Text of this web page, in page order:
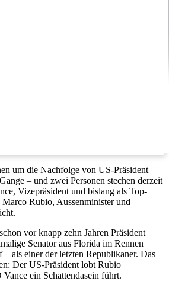
um die Nachfolge von US-Präsident
– und zwei Personen stechen derzeit
Vizepräsident und bislang als Top-
Rubio, Aussenminister und
vor knapp zehn Jahren Präsident
Senator aus Florida im Rennen
– als einer der letzten Republikaner. Das
Der US-Präsident lobt Rubio
ein Schattendasein führt.